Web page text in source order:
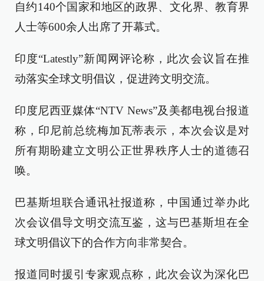
自约140个国家和地区的政界、文化界、教育界
人士等600余人出席了开幕式。
印度“Latestly”新闻网评论称，此次会议旨在推
动落实全球文明倡议，促进跨文明交流。
印度尼西亚媒体“NTV News”及美都电视台报道
称，印尼前总统梅加瓦蒂表示，本次会议是对
所有期盼建立文明公正世界秩序人士的道德召
唤。
巴基斯坦联合通讯社报道称，中国通过举办此
次会议倡导文明交流互鉴，这与巴基斯坦在全
球文明倡议下的合作方向非常契合。
报道同时援引专家观点称，此次会议为深化巴